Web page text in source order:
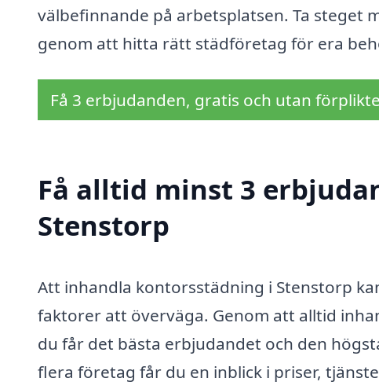
välbefinnande på arbetsplatsen. Ta steget
genom att hitta rätt städföretag för era
Få 3 erbjudanden, gratis och utan
Få alltid minst 3
Stenstorp
Att inhandla kontorsstädning i Stenstorp
faktorer att överväga. Genom att alltid
du får det bästa erbjudandet och den
flera företag får du en inblick i priser,